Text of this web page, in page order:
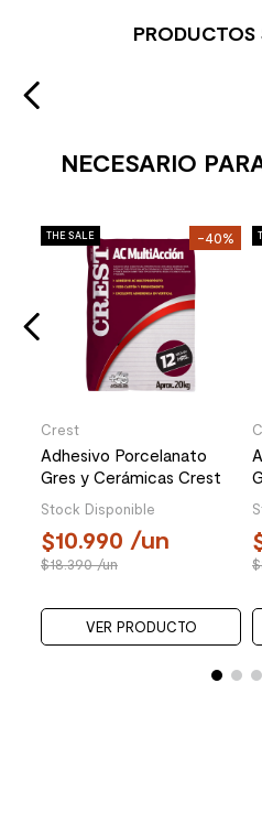
PRODUCTOS
NECESARIO
THE SALE -40%
Crest
Adhesivo Porcelanato
Gres y Cerámicas Crest
AC Multiacción Gris 20 Kg
Stock Disponible
10.990 /un
18.390/un
VER PRODUCTO